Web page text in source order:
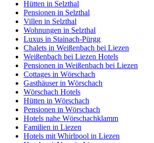
Hütten in Selzthal
Pensionen in Selzthal
Villen in Selzthal
Wohnungen in Selzthal
Luxus in Stainach-Pürgg
Chalets in Weißenbach bei Liezen
Weißenbach bei Liezen Hotels
Pensionen in Weißenbach bei Liezen
Cottages in Wörschach
Gasthäuser in Wörschach
Wörschach Hotels
Hütten in Wörschach
Pensionen in Wörschach
Hotels nahe Wörschachklamm
Familien in Liezen
Hotels mit Whirlpool in Liezen